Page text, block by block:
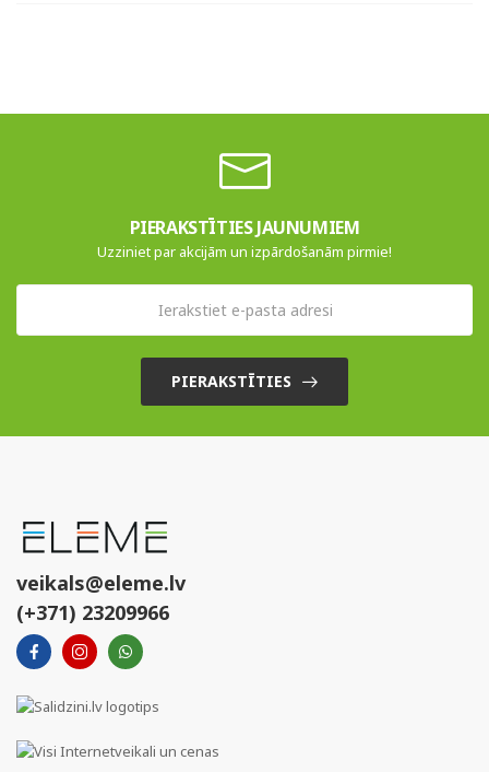
PIERAKSTĪTIES JAUNUMIEM
Uzziniet par akcijām un izpārdošanām pirmie!
PIERAKSTĪTIES
veikals@eleme.lv
(+371) 23209966